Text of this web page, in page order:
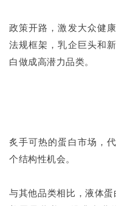
政策开路，激发大众健
法规框架，乳企巨头和
白做成高潜力品类。
炙手可热的蛋白市场，
个结构性机会。
与其他品类相比，液体